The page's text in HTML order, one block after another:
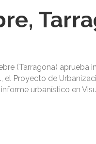
(Tarragona) aprueba
el Proyecto de
informe urbanístico en